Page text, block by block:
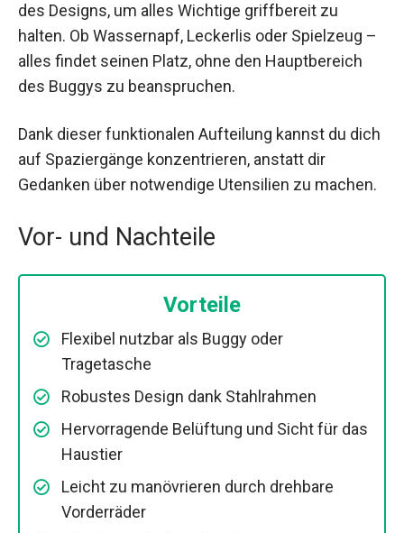
des Designs, um alles Wichtige griffbereit zu
halten. Ob Wassernapf, Leckerlis oder Spielzeug –
alles findet seinen Platz, ohne den Hauptbereich
des Buggys zu beanspruchen.
Dank dieser funktionalen Aufteilung kannst du dich
auf Spaziergänge konzentrieren, anstatt dir
Gedanken über notwendige Utensilien zu machen.
Vor- und Nachteile
Vorteile
Flexibel nutzbar als Buggy oder
Tragetasche
Robustes Design dank Stahlrahmen
Hervorragende Belüftung und Sicht für das
Haustier
Leicht zu manövrieren durch drehbare
Vorderräder